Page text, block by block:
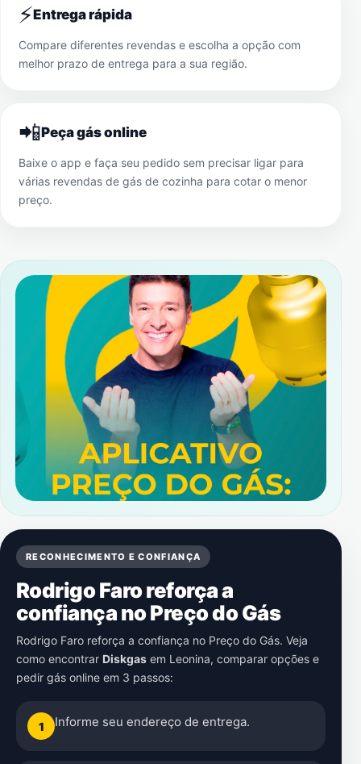
⚡Entrega rápida
Compare diferentes revendas e escolha a opção com
melhor prazo de entrega para a sua região.
📲Peça gás online
Baixe o app e faça seu pedido sem precisar ligar para
várias revendas de gás de cozinha para cotar o menor
preço.
RECONHECIMENTO E CONFIANÇA
Rodrigo Faro reforça a
confiança no Preço do Gás
Rodrigo Faro reforça a confiança no Preço do Gás. Veja
como encontrar Diskgas em Leonina, comparar opções e
pedir gás online em 3 passos:
1 Informe seu endereço de entrega.